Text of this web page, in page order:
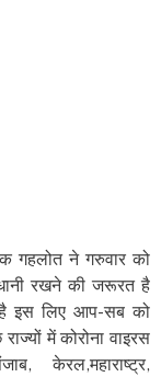
गहलोत ने गरुवार को
रखने की जरूरत है
है इस लिए आप-सब को
में कोरोना वाइरस